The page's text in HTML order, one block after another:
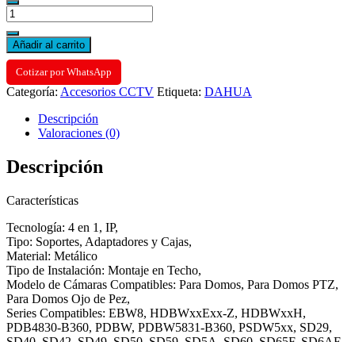
SOPORTE
DE
MONTAJE
PARA
SERIES
SD59-
50-
cantidad
Añadir al carrito
Cotizar por WhatsApp
Categoría: Accesorios CCTV Etiqueta: DAHUA
Descripción
Valoraciones (0)
Descripción
Características
Tecnología: 4 en 1, IP,
Tipo: Soportes, Adaptadores y Cajas,
Material: Metálico
Tipo de Instalación: Montaje en Techo,
Modelo de Cámaras Compatibles: Para Domos, Para Domos PTZ,
Para Domos Ojo de Pez,
Series Compatibles: EBW8, HDBWxxExx-Z, HDBWxxH,
PDB4830-B360, PDBW, PDBW5831-B360, PSDW5xx, SD29,